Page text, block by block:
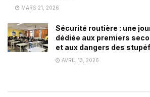
MARS 21, 2026
Sécurité routière : une
dédiée aux premiers
et aux dangers des
AVRIL 13, 2026